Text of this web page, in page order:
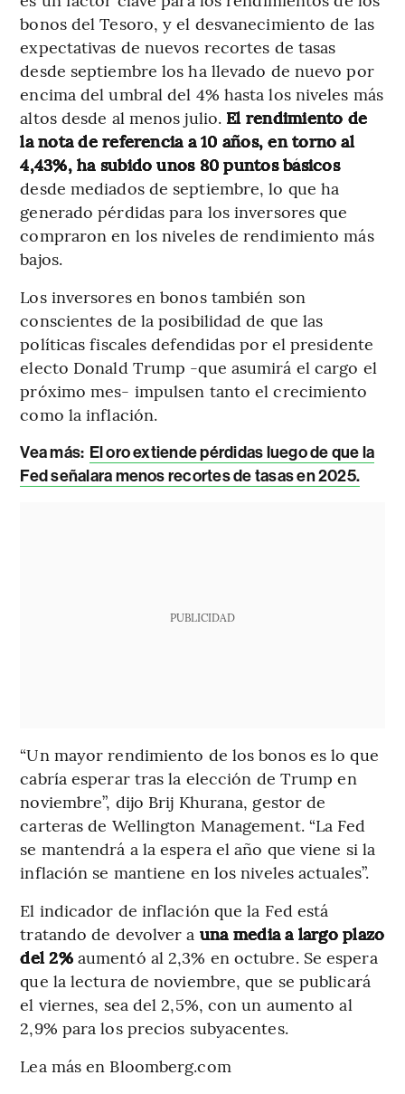
bonos del Tesoro, y el desvanecimiento de las
expectativas de nuevos recortes de tasas
desde septiembre los ha llevado de nuevo por
encima del umbral del 4% hasta los niveles más
altos desde al menos julio. El rendimiento de
la nota de referencia a 10 años, en torno al
4,43%, ha subido unos 80 puntos básicos
desde mediados de septiembre, lo que ha
generado pérdidas para los inversores que
compraron en los niveles de rendimiento más
bajos.
Los inversores en bonos también son
conscientes de la posibilidad de que las
políticas fiscales defendidas por el presidente
electo Donald Trump -que asumirá el cargo el
próximo mes- impulsen tanto el crecimiento
como la inflación.
Vea más: El oro extiende pérdidas luego de que la
Fed señalara menos recortes de tasas en 2025.
PUBLICIDAD
“Un mayor rendimiento de los bonos es lo que
cabría esperar tras la elección de Trump en
noviembre”, dijo Brij Khurana, gestor de
carteras de Wellington Management. “La Fed
se mantendrá a la espera el año que viene si la
inflación se mantiene en los niveles actuales”.
El indicador de inflación que la Fed está
tratando de devolver a una media a largo plazo
del 2%aumentó al 2,3% en octubre. Se espera
que la lectura de noviembre, que se publicará
el viernes, sea del 2,5%, con un aumento al
2,9% para los precios subyacentes.
Lea más en Bloomberg.com